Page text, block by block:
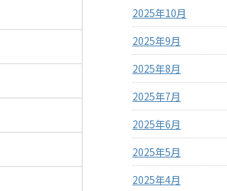
2025年10月
2025年9月
2025年8月
2025年7月
2025年6月
2025年5月
2025年4月